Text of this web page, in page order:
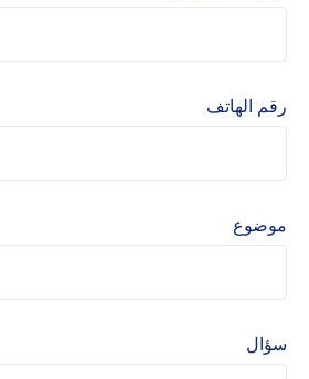
رقم الهاتف
موضوع
سؤال